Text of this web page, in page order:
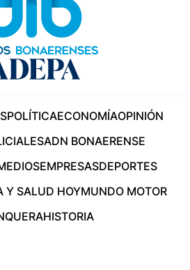
POLÍTICAECONOMÍAOPINIÓN
ADN BONAERENSE
EMPRESASDEPORTES
Y SALUD HOYMUNDO MOTOR
HISTORIA